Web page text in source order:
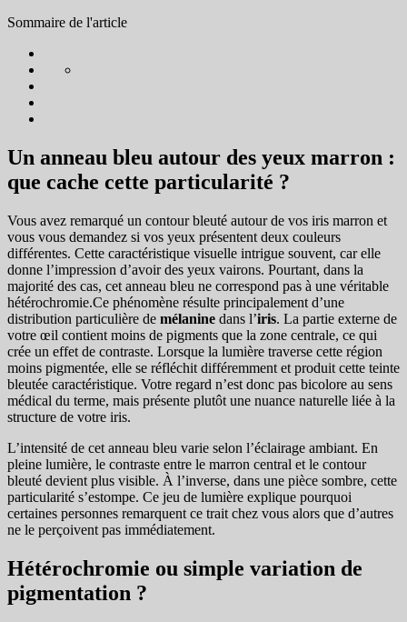
Sommaire de l'article
Un anneau bleu autour des yeux marron :
que cache cette particularité ?
Vous avez remarqué un contour bleuté autour de vos iris marron et
vous vous demandez si vos yeux présentent deux couleurs
différentes. Cette caractéristique visuelle intrigue souvent, car elle
donne l’impression d’avoir des yeux vairons. Pourtant, dans la
majorité des cas, cet anneau bleu ne correspond pas à une véritable
hétérochromie.Ce phénomène résulte principalement d’une
distribution particulière de mélanine dans l’iris. La partie externe de
votre œil contient moins de pigments que la zone centrale, ce qui
crée un effet de contraste. Lorsque la lumière traverse cette région
moins pigmentée, elle se réfléchit différemment et produit cette teinte
bleutée caractéristique. Votre regard n’est donc pas bicolore au sens
médical du terme, mais présente plutôt une nuance naturelle liée à la
structure de votre iris.
L’intensité de cet anneau bleu varie selon l’éclairage ambiant. En
pleine lumière, le contraste entre le marron central et le contour
bleuté devient plus visible. À l’inverse, dans une pièce sombre, cette
particularité s’estompe. Ce jeu de lumière explique pourquoi
certaines personnes remarquent ce trait chez vous alors que d’autres
ne le perçoivent pas immédiatement.
Hétérochromie ou simple variation de
pigmentation ?